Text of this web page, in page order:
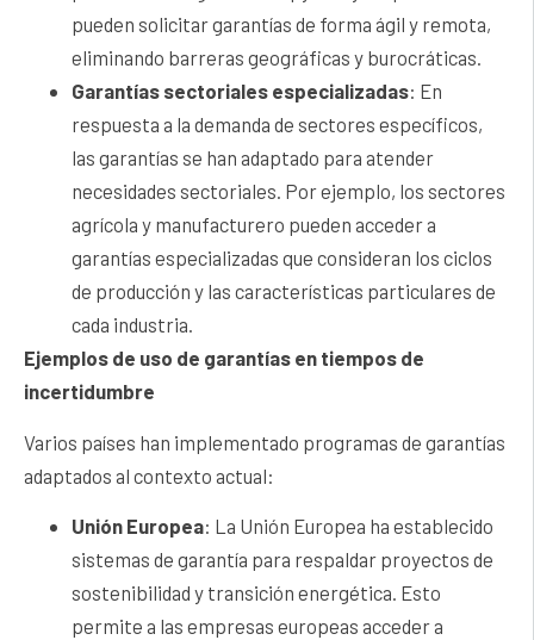
pueden solicitar garantías de forma ágil y remota,
eliminando barreras geográficas y burocráticas.
Garantías sectoriales especializadas: En
respuesta a la demanda de sectores específicos,
las garantías se han adaptado para atender
necesidades sectoriales. Por ejemplo, los sectores
agrícola y manufacturero pueden acceder a
garantías especializadas que consideran los ciclos
de producción y las características particulares de
cada industria.
Ejemplos de uso de garantías en tiempos de
incertidumbre
Varios países han implementado programas de garantías
adaptados al contexto actual:
Unión Europea: La Unión Europea ha establecido
sistemas de garantía para respaldar proyectos de
sostenibilidad y transición energética. Esto
permite a las empresas europeas acceder a